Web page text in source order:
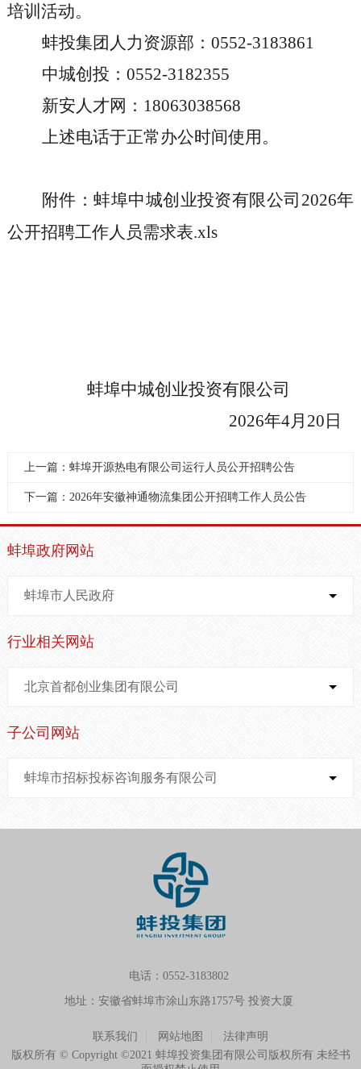
培训活动。
蚌投集团人力资源部： 0552-3183861
中城创投： 0552-3182355
新安人才网： 18063038568
上述电话于正常办公时间使用。
附件：蚌埠中城创业投资有限公司2026年
公开招聘工作人员需求表.xls
蚌埠中城创业投资有限公司
2026年4月 20 日
上一篇：蚌埠开源热电有限公司运行人员公开招聘公告
下一篇：2026年安徽神通物流集团公开招聘工作人员公告
蚌埠政府网站
蚌埠市人民政府
行业相关网站
北京首都创业集团有限公司
子公司网站
蚌埠市招标投标咨询服务有限公司
电话：0552-3183802
地址：安徽省蚌埠市涂山东路1757号 投资大厦
联系我们 网站地图
法律声明
版权所有 © Copyright ©2021 蚌埠投资集团有限公司版权所有 未经书